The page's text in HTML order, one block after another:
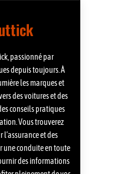
passionné par
depuis toujours. À
les marques et
des voitures et des
conseils pratiques
Vous trouverez
l’assurance et des
une conduite en toute
des informations